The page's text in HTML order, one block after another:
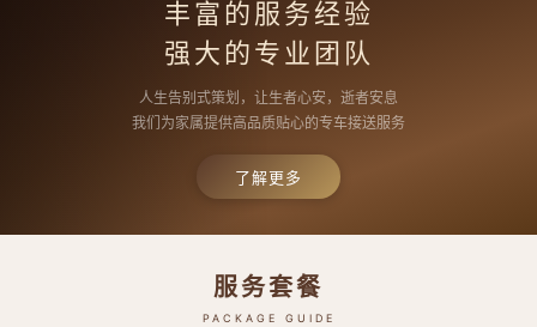
丰富的服务经验
强大的专业团队
人生告别式策划，让生者心安，逝者安息
我们为家属提供高品质贴心的专车接送服务
了解更多
服务套餐
PACKAGE GUIDE